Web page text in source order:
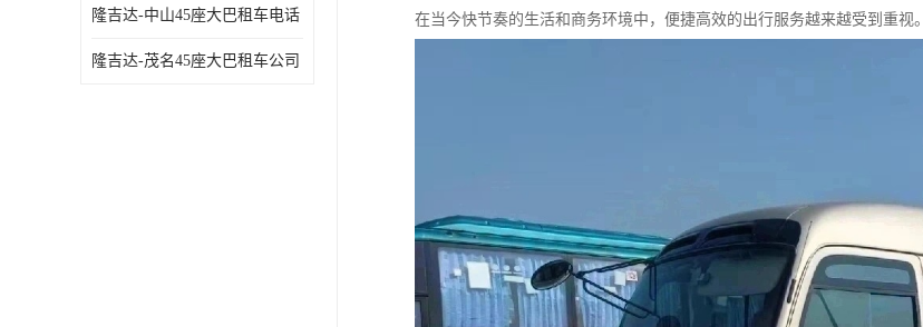
隆吉达-中山45座大巴租车电话
隆吉达-茂名45座大巴租车公司
在当今快节奏的生活和商务环境中，便捷高效的出行服务越来越受到重视。